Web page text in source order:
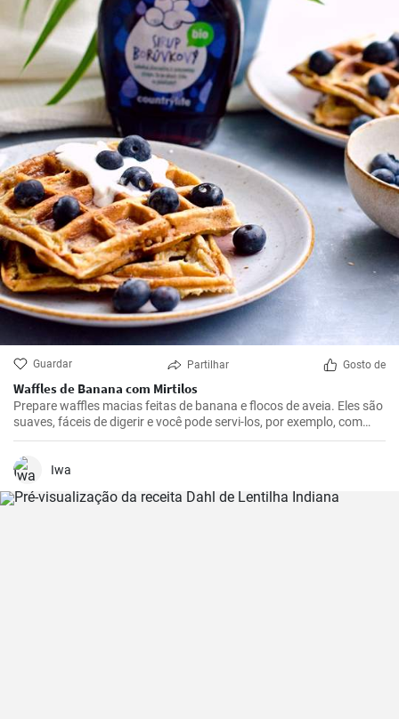
Guardar Partilhar Gosto de
Waffles de Banana com Mirtilos
Prepare waffles macias feitas de banana e flocos de aveia. Eles são
suaves, fáceis de digerir e você pode servi-los, por exemplo, com
mirtilos frescos e xarope de mirtilo.
Iwa